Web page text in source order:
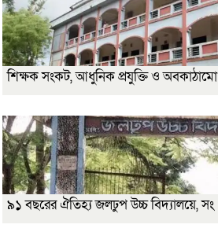
শিক্ষক সংকট, আধুনিক প্রযুক্তি ও অবকাঠামো
৯১ বছরের ঐতিহ্য জলঢুপ উচ্চ বিদ্যালয়ে, সং